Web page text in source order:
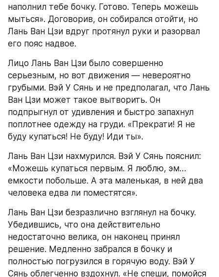
наполнил тебе бочку. Готово. Теперь можешь
мыться». Договорив, он собирался отойти, но
Лань Ван Цзи вдруг протянул руки и разорвал
его пояс надвое.
Лицо Лань Ван Цзи было совершенно
серьезным, но вот движения — невероятно
грубыми. Вэй У Сянь и не предполагал, что Лань
Ван Цзи может такое вытворить. Он
подпрыгнул от удивления и быстро запахнул
поплотнее одежду на груди. «Прекрати! Я не
буду купаться! Не буду! Иди ты».
Лань Ван Цзи нахмурился. Вэй У Сянь пояснил:
«Можешь купаться первым. Я люблю, эм…
емкости побольше. А эта маленькая, в ней два
человека едва ли поместятся».
Лань Ван Цзи безразлично взглянул на бочку.
Убедившись, что она действительно
недостаточно велика, он наконец принял
решение. Медленно забрался в бочку и
полностью погрузился в горячую воду. Вэй У
Сянь облегченно вздохнул. «Не спеши, помойся